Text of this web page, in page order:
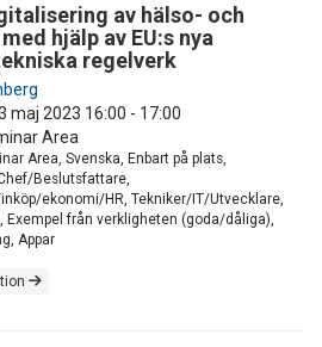
av hälso- och
hjälp av EU:s nya
regelverk
maj 2023 16:00 - 17:00
Area
Area, Svenska, Enbart på plats,
Beslutsfattare,
ekonomi/HR, Tekniker/IT/Utvecklare,
Exempel från verkligheten (goda/dåliga),
Appar